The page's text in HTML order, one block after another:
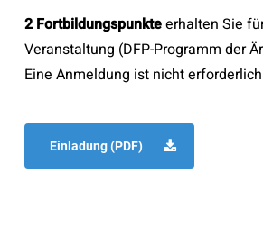
2 Fortbildungspunkteerhalten Sie
Veranstaltung (DFP-Programm der
Eine Anmeldung ist nicht
Einladung (PDF)